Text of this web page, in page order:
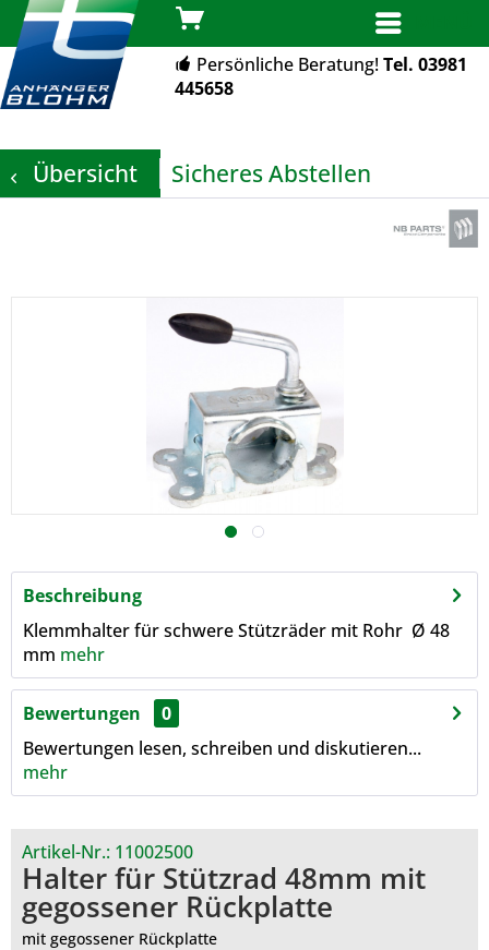
Persönliche Beratung!Tel. 03981
445658
Übersicht Sicheres Abstellen
Beschreibung
Klemmhalter für schwere Stützräder mit Rohr Ø 48
mm mehr
Bewertungen
0
Bewertungen lesen, schreiben und diskutieren...
mehr
Artikel-Nr.: 11002500
Halter für Stützrad 48mm mit
gegossener Rückplatte
mit gegossener Rückplatte